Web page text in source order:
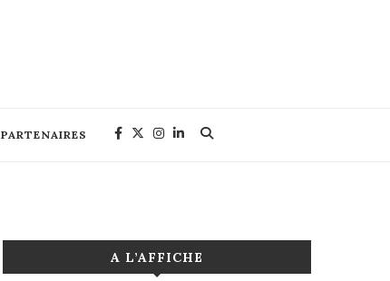
PARTENAIRES
A L’AFFICHE